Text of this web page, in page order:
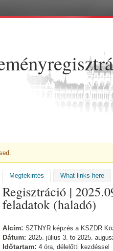
Megtekintés (aktív fül)What links here
Regisztráció |
feladatok (haladó)
Alcím: SZTNYR képzés a KSZDR
Dátum: 2025. július 3. to 2025.
Időtartam: 4 óra, délelőtti kezdéssel